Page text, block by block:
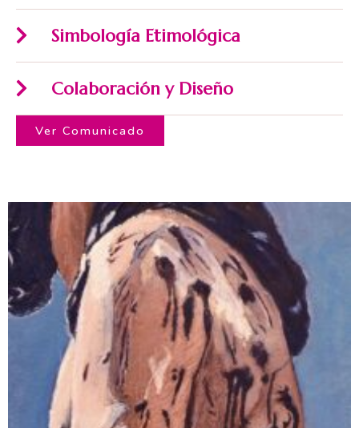
Simbología Etimológica
Colaboración y Diseño
Ver Comunicado